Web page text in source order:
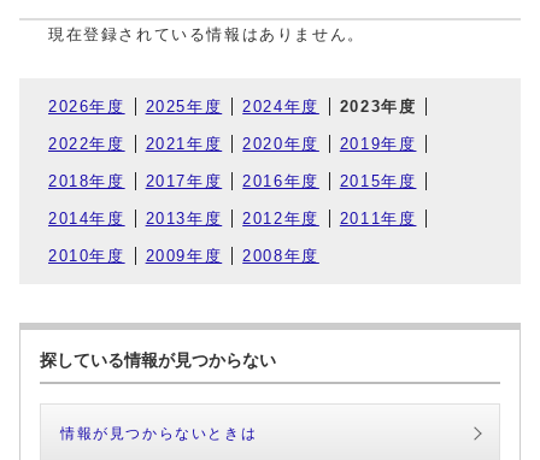
現在登録されている情報はありません。
2026年度 2025年度 2024年度 2023年度
2022年度 2021年度 2020年度 2019年度
2018年度 2017年度 2016年度 2015年度
2014年度 2013年度 2012年度 2011年度
2010年度 2009年度 2008年度
探している情報が見つからない
情報が見つからないときは